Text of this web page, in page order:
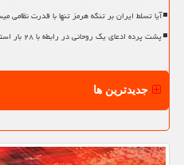
آیا تسلط ایران بر تنگه هرمز تنها با قدرت نظامی
پشت پرده ادعای یک روحانی در رابطه با ۲۸ بار استعفای مسعود پزشکیان
جدیدترین ها